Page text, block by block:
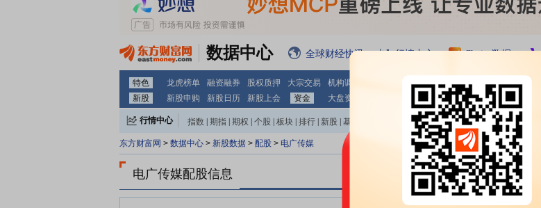
数据中心 全球财经快讯 行情中心 Choice数据
特色 龙虎榜单 融资融券 股权质押 大宗交易 机构调研 公告大全 条件选股 财报 业
新股
新股申购 新股日历 新股上会 资金 大盘资金 板块资金 沪 港 通 基金
行情中心 指数 期指 期权 个股 板块 排行 新股 基金 期货 | 外汇 | 黄金 | 自选股 自选基金
东方财富网 > 数据中心 > 新股数据 > 配股 > 电广传媒
电广传媒配股信息